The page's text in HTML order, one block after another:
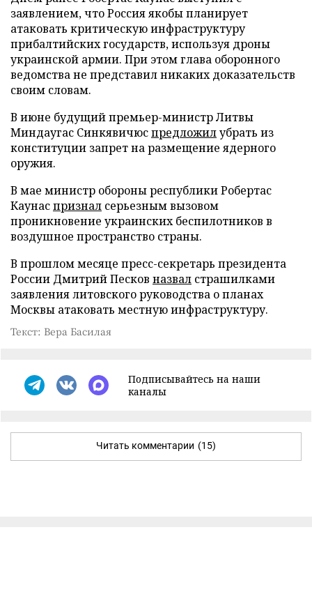
заявлением, что Россия якобы планирует
атаковать критическую инфраструктуру
прибалтийских государств, используя дроны
украинской армии. При этом глава оборонного
ведомства не представил никаких доказательств
своим словам.
В июне будущий премьер-министр Литвы
Миндаугас Синкявичюспредложилубрать из
конституции запрет на размещение ядерного
оружия.
В мае министр обороны республики Робертас
Каунаспризнал серьезным вызовом
проникновение украинских беспилотников в
воздушное пространство страны.
В прошлом месяце пресс-секретарь президента
России Дмитрий Песков назвал страшилками
заявления литовского руководства о планах
Москвы атаковать местную инфраструктуру.
Текст: Вера Басилая
Подписывайтесь на наши
каналы
Читать комментарии (15)